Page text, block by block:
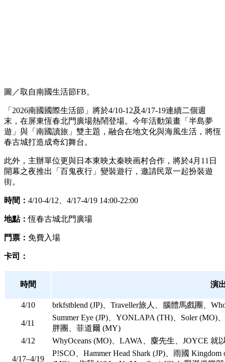
圖／取自南國生活節FB。
「2026南國國際生活節」將於4/10-12及4/17-19連續二個週
末，在屏東恆春北門廣場熱鬧登場。今年活動策畫「半島夢
遊」與「南國讀旅」雙主題，融合在地文化與海風生活，將恆
春古城打造成奇幻舞台。
此外，主辦單位更與日本東映太秦映画村合作，將於4月11日
開幕之夜推出「百鬼夜行」變裝遊行，邀請民眾一起扮裝遊
街。
時間： 4/10-4/12、4/17-4/19 14:00-22:00
地點：恆春古城北門廣場
門票： 免費入場
卡司：
時間 演
4/10 brkfstblend (JP)、Traveller旅人、腦體馬戲團、
4/11
Summer Eye (JP)、YONLAPA (TH)、Soler
胖團、菲道爾 (MY)
4/12
WhyOceans (MO)、LAWA、麋先生、JOYCE 就
4/17–4/19
P!SCO、Hammer Head Shark (JP)、雨國